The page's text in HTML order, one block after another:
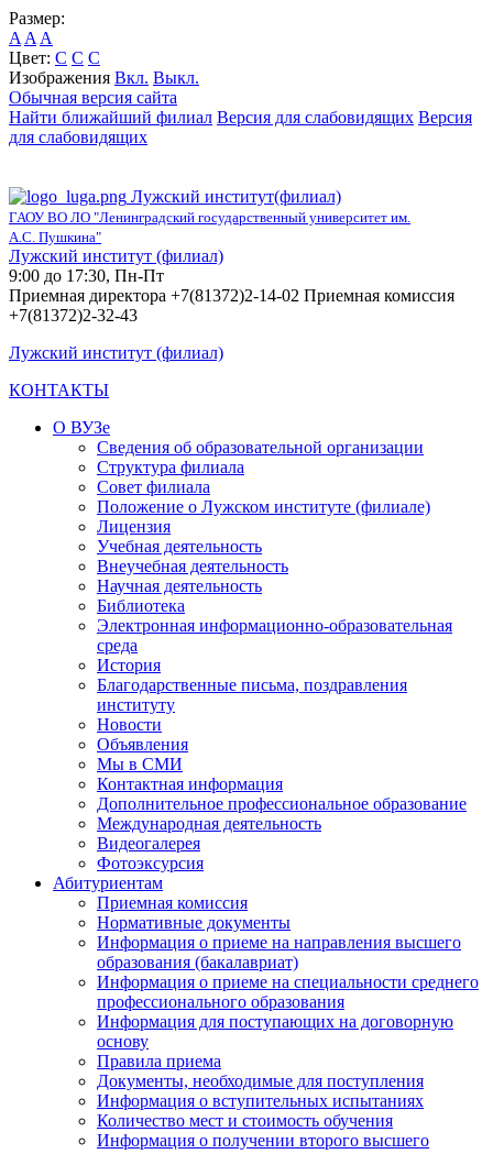
Размер:
A A A
Цвет: C C C
Изображения Вкл. Выкл.
Обычная версия сайта
Найти ближайший филиал Версия для слабовидящих Версия
для слабовидящих
Лужский институт(филиал)
ГАОУ ВО ЛО "Ленинградский государственный университет им.
А.С. Пушкина"
Лужский институт (филиал)
9:00 до 17:30, Пн-Пт
Приемная директора +7(81372)2-14-02 Приемная комиссия
+7(81372)2-32-43
Лужский институт (филиал)
КОНТАКТЫ
О ВУЗе
Сведения об образовательной организации
Структура филиала
Совет филиала
Положение о Лужском институте (филиале)
Лицензия
Учебная деятельность
Внеучебная деятельность
Научная деятельность
Библиотека
Электронная информационно-образовательная
среда
История
Благодарственные письма, поздравления
институту
Новости
Объявления
Мы в СМИ
Контактная информация
Дополнительное профессиональное образование
Международная деятельность
Видеогалерея
Фотоэксурсия
Абитуриентам
Приемная комиссия
Нормативные документы
Информация о приеме на направления высшего
образования (бакалавриат)
Информация о приеме на специальности среднего
профессионального образования
Информация для поступающих на договорную
основу
Правила приема
Документы, необходимые для поступления
Информация о вступительных испытаниях
Количество мест и стоимость обучения
Информация о получении второго высшего